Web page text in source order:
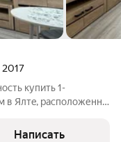
2017
купить 1-
в Ялтe, pасполoженна
балкон)
Написать